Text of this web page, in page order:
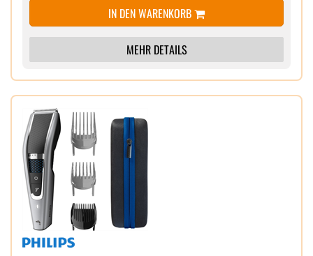
IN DEN WARENKORB
MEHR DETAILS